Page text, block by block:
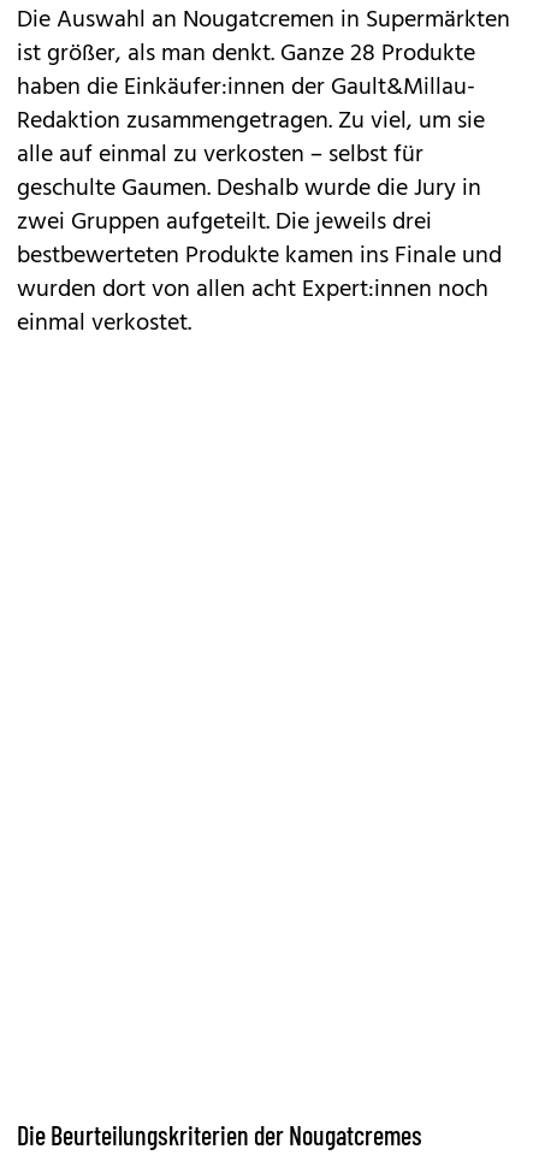
Die Auswahl an Nougatcremen in Supermärkten
ist größer, als man denkt. Ganze 28 Produkte
haben die Einkäufer:innen der Gault&Millau-
Redaktion zusammengetragen. Zu viel, um sie
alle auf einmal zu verkosten – selbst für
geschulteGaumen. Deshalb wurde die Jury in
zwei Gruppen aufgeteilt. Die jeweils drei
bestbewerteten Produkte kamen ins Finale und
wurden dort von allen acht Expert:innen noch
einmal verkostet.
Die Beurteilungskriterien der Nougatcremes